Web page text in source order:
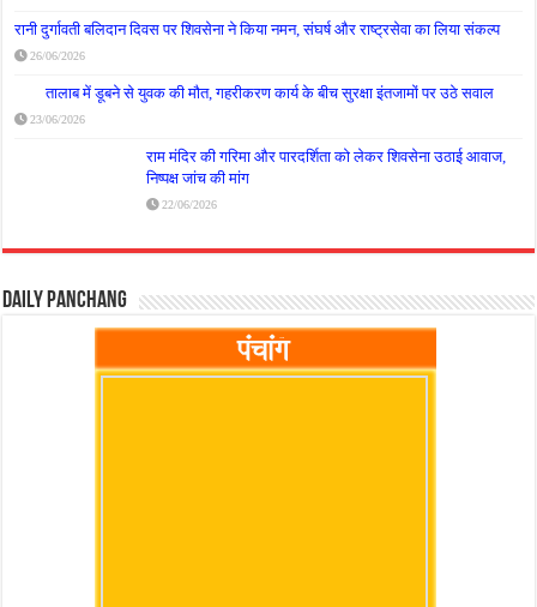
रानी दुर्गावती बलिदान दिवस पर शिवसेना ने किया नमन, संघर्ष और राष्ट्रसेवा का लिया संकल्प
26/06/2026
तालाब में डूबने से युवक की मौत, गहरीकरण कार्य के बीच सुरक्षा इंतजामों पर उठे सवाल
23/06/2026
राम मंदिर की गरिमा और पारदर्शिता को लेकर शिवसेना उठाई आवाज,
निष्पक्ष जांच की मांग
22/06/2026
Daily Panchang